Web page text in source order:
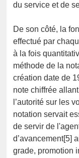
du service et de
De son côté, la
effectué par
à la fois
méthode de la
création date de
note chiffrée
l’autorité sur les
notation servait
de servir de
d’avancement[5]
grade, promotion